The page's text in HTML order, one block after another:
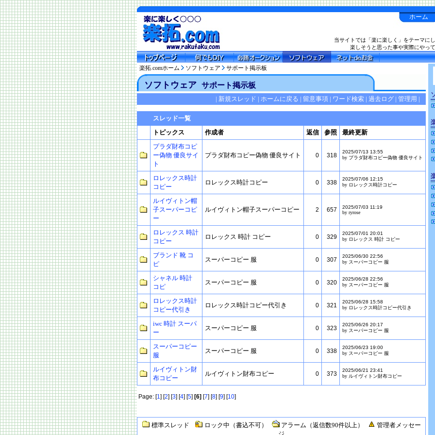
ホーム
当サイトでは「楽に楽しく」をテーマに
楽しそうと思った事や実際にやっ
楽拓.comホーム ソフトウェア サポート掲示板
ソフトウェア サポート掲示板
| 新規スレッド | ホームに戻る | 留意事項 | ワード検索 | 過去ログ | 管理用 |
スレッド一覧
トピックス
作成者 返信 参照
最終更新
プラダ財布コピ
ー偽物 優良サイ
ト
プラダ財布コピー偽物 優良サイト 0 318
2025/07/13 13:55
by プラダ財布コピー偽物 優良サイト
ロレックス時計
コピー
ロレックス時計コピー 0 338
2025/07/06 12:15
by ロレックス時計コピー
ルイヴィトン帽
子スーパーコピ
ー
ルイヴィトン帽子スーパーコピー 2 657
2025/07/03 11:19
by ryrose
ロレックス 時計
コピー
ロレックス 時計 コピー 0 329
2025/07/01 20:01
by ロレックス 時計 コピー
ブランド 靴 コ
ピ
スーパーコピー 服 0 307
2025/06/30 22:56
by スーパーコピー 服
シャネル 時計
コピ
スーパーコピー 服 0 320
2025/06/28 22:56
by スーパーコピー 服
ロレックス時計
コピー代引き
ロレックス時計コピー代引き 0 321
2025/06/28 15:58
by ロレックス時計コピー代引き
iwc 時計 スーパ
ー
スーパーコピー 服 0 323
2025/06/26 20:17
by スーパーコピー 服
スーパーコピー
服
スーパーコピー 服 0 338
2025/06/23 19:00
by スーパーコピー 服
ルイヴィトン財
布コピー
ルイヴィトン財布コピー 0 373
2025/06/21 23:41
by ルイヴィトン財布コピー
Page: [1] [2] [3] [4] [5] [6] [7] [8] [9] [10]
標準スレッド ロック中（書込不可） アラーム（返信数90件以上）
管理者メッセー